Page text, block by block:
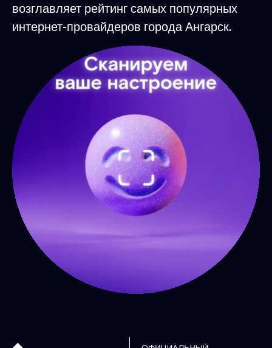
возглавляет рейтинг самых популярных
интернет-провайдеров города Ангарск.